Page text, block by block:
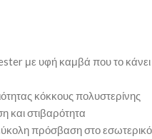
με υφή καμβά που το κάνει
κόκκους πολυστερίνης
και στιβαρότητα
πρόσβαση στο εσωτερικό